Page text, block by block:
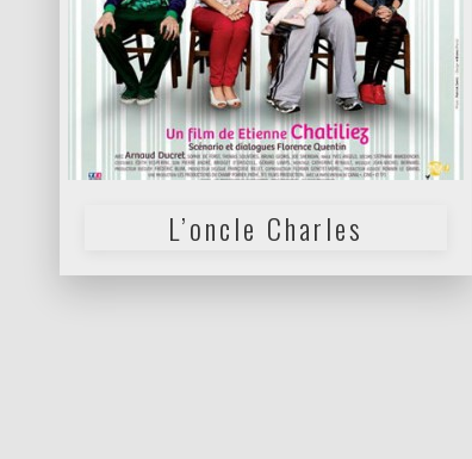
L’oncle Charles